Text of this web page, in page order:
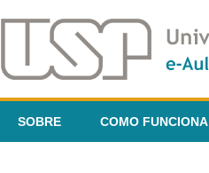
SOBRE COMO FUNCIONA